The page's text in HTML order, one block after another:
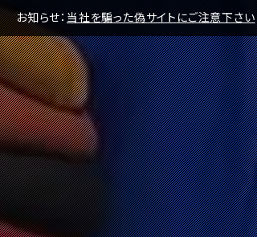
お知らせ： 当社を騙った偽サイトにご注意下さい